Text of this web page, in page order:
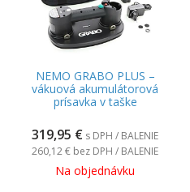
NEMO GRABO PLUS –
vákuová akumulátorová
prísavka v taške
319,95 € s DPH / BALENIE
260,12 € bez DPH / BALENIE
Na objednávku